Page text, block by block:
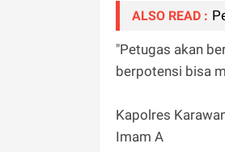
ALSO READ :
"Petugas akan
berpotensi bisa
Kapolres
Imam A